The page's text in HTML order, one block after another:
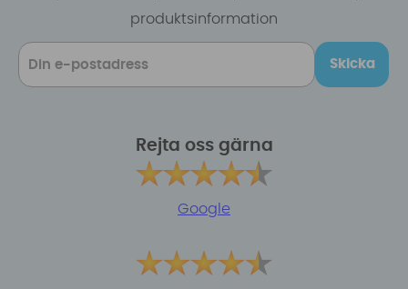
produktsinformation
Skicka
Rejta oss gärna
Google